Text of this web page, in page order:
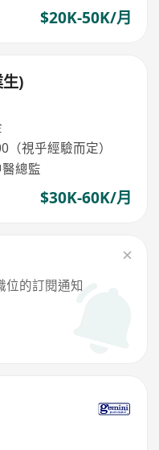
$20K-50K/月
)
視乎經驗而定）
總監
$30K-60K/月
位的訂閱通知